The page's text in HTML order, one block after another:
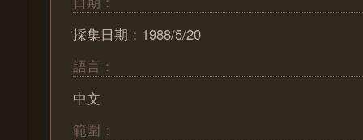
採集日期：1988/5/20
語言：
中文
範圍：